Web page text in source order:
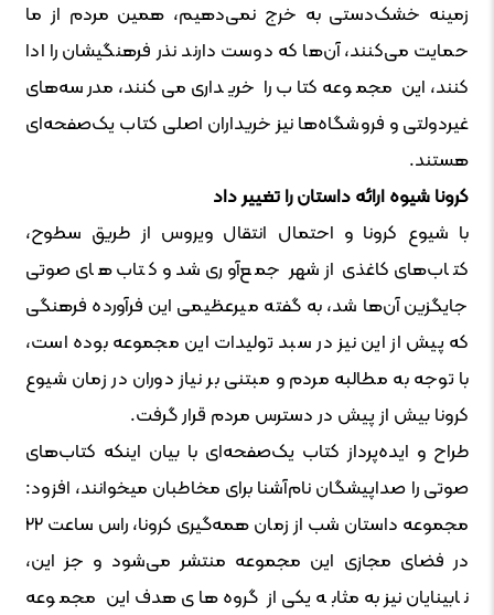
زمینه خشک‌دستی به خرج نمی‌دهیم، همین مردم از ما
حمایت می‌کنند، آن‌ها که دوست دارند نذر فرهنگیشان را ادا
کنند، این مجموعه کتاب را خریداری می‌کنند، مدرسه‌های
غیردولتی و فروشگاه‌ها نیز خریداران اصلی کتاب یک‌صفحه‌ای
هستند.
کرونا شیوه ارائه داستان را تغییر داد
با شیوع کرونا و احتمال انتقال ویروس از طریق سطوح،
کتاب‌های کاغذی از شهر جمع‌آوری شد و کتاب‌های صوتی
جایگزین آن‌ها شد، به گفته میرعظیمی این فرآورده فرهنگی
که پیش از این نیز در سبد تولیدات این مجموعه بوده است،
با توجه به مطالبه مردم و مبتنی بر نیاز دوران در زمان شیوع
کرونا بیش از پیش در دسترس مردم قرار گرفت.
طراح و ایده‌پرداز کتاب‌ یک‌صفحه‌ای با بیان اینکه کتاب‌های
صوتی را صداپیشگان نام‌آشنا برای مخاطبان میخوانند، افزود:
مجموعه داستان شب از زمان همه‌گیری کرونا، راس ساعت ۲۲
در فضای مجازی این مجموعه منتشر می‌شود و جز این،
نابینایان نیز به‌مثابه یکی از گروه‌های هدف این مجموعه